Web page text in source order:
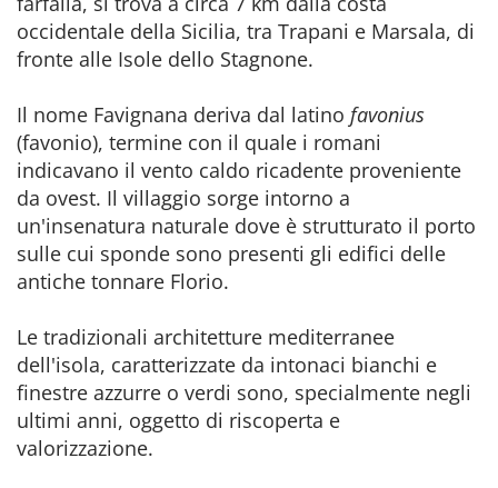
occidentale della Sicilia, tra Trapani e Marsala, di
fronte alle Isole dello Stagnone.
Il nome Favignana deriva dal latino favonius
(favonio), termine con il quale i romani
indicavano il vento caldo ricadente proveniente
da ovest. Il villaggio sorge intorno a
un'insenatura naturale dove è strutturato il porto
sulle cui sponde sono presenti gli edifici delle
antiche tonnare Florio.
Le tradizionali architetture mediterranee
dell'isola, caratterizzate da intonaci bianchi e
finestre azzurre o verdi sono, specialmente negli
ultimi anni, oggetto di riscoperta e
valorizzazione.